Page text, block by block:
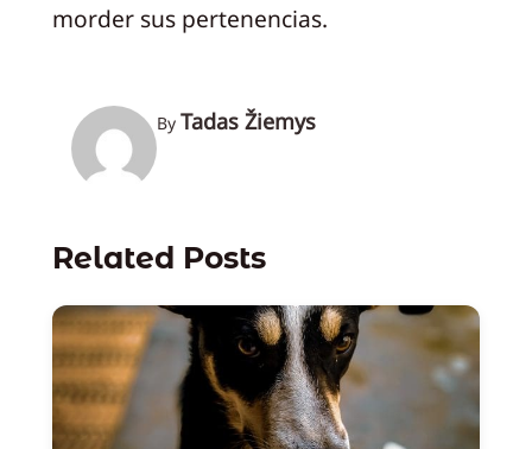
morder sus pertenencias.
By Tadas Žiemys
Related Posts